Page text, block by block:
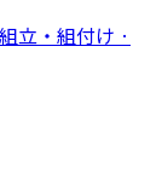
立・組付け ·